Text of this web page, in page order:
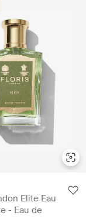
Elite Eau
- Eau de